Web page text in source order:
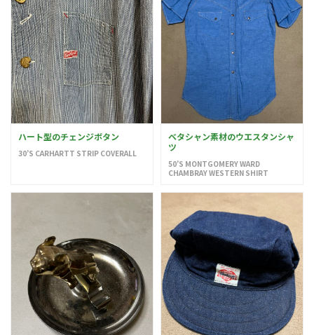
ハート型のチェンジボタン
30’S CARHARTT STRIP COVERALL
ベタシャン素材のウエスタンシャ
ツ
50’S MONTGOMERY WARD
CHAMBRAY WESTERN SHIRT